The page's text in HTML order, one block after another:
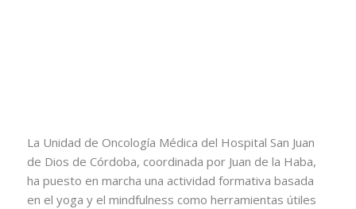
La Unidad de Oncología Médica del Hospital San Juan
de Dios de Córdoba, coordinada por Juan de la Haba,
ha puesto en marcha una actividad formativa basada
en el yoga y el mindfulness como herramientas útiles